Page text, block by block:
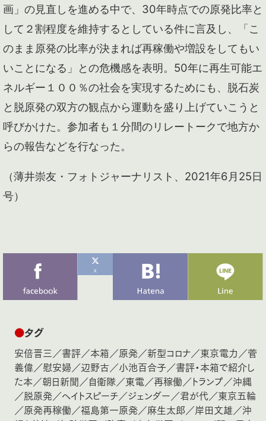
画」の見直しを進める中で、30年時点での原発比率と
して２割程度を維持するとしている件に言及し、「こ
のまま原発の比率が決まれば再稼働や増設をしてもい
いことになる」との危機感を表明。50年に再生可能エ
ネルギー１００％の社会を実現するためにも、脱石炭
と脱原発の双方の観点から運動を盛り上げていこうと
呼びかけた。参加者も１分間のリレートークで地方か
らの報告などを行なった。
（薄井崇友・フォトジャーナリスト、2021年6月25日
号）
●タグ
安倍晋三／書評／本箱／原発／新型コロナ／東京電力／菅
義偉／慰安婦／辺野古／小池百合子／書評・本箱で紹介し
た本／朝日新聞／自衛隊／東電／再稼働／トランプ／沖縄
／脱原発／ヘイトスピーチ／ジェンダー／君が代／東京五輪
／原発再稼働／福島第一原発／麻生太郎／岸田文雄／沖